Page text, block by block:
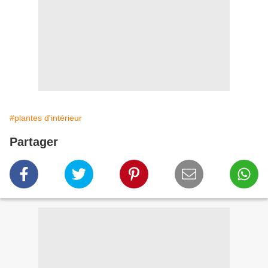
#plantes d'intérieur
Partager